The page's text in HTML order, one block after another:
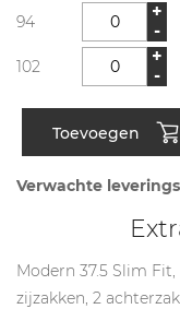
94
+
-
102
+
-
Toevoegen
Verwachte
Modern 37.5 Slim
zijzakken, 2